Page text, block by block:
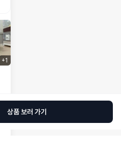
+1
상품 보러 가기